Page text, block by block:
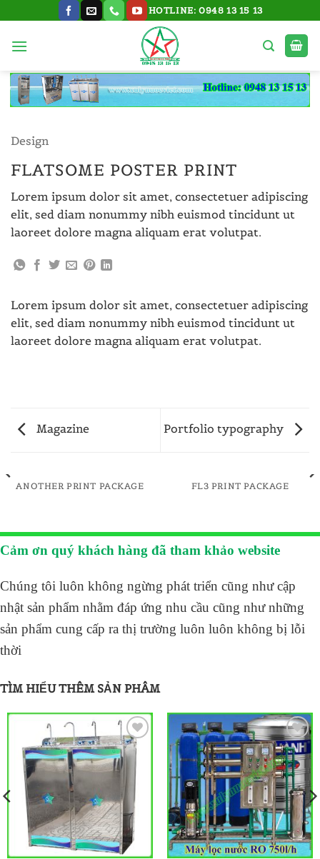
nội
HOTLINE: 0948 13 15 13
Design
FLATSOME POSTER PRINT
Lorem ipsum dolor sit amet, consectetuer adipiscing
elit, sed diam nonummy nibh euismod tincidunt ut
laoreet dolore magna aliquam erat volutpat.
Lorem ipsum dolor sit amet, consectetuer adipiscing
elit, sed diam nonummy nibh euismod tincidunt ut
laoreet dolore magna aliquam erat volutpat.
Magazine Portfolio typography
ANOTHER PRINT PACKAGE FL3 PRINT PACKAGE
Cảm ơn quý khách hàng đã tham khảo website
Chúng tôi luôn không ngừng phát triển cũng như cập
nhật sản phẩm nhằm đáp ứng nhu cầu cũng như những
sản phẩm cung cấp ra thị trường luôn luôn không bị lỗi
thời
TÌM HIỂU THÊM SẢN PHÂM
ADD TO
WISHLIST
ADD TO
WISHLIST